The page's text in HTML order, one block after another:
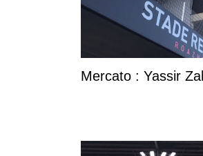
Mercato : Yassir